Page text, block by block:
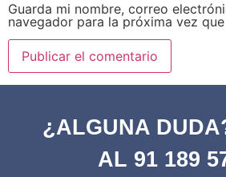
Guarda mi nombre, correo
navegador para la próxima vez
¿ALGUNA
AL 91 189